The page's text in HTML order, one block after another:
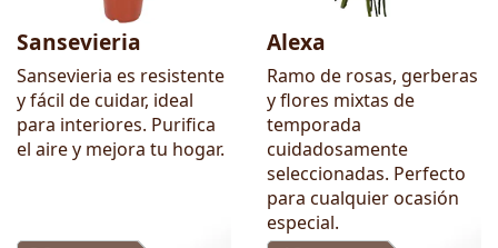
Sansevieria
Sansevieria es resistente
y fácil de cuidar, ideal
para interiores. Purifica
el aire y mejora tu hogar.
Alexa
Ramo de rosas, gerberas
y flores mixtas de
temporada
cuidadosamente
seleccionadas. Perfecto
para cualquier ocasión
especial.